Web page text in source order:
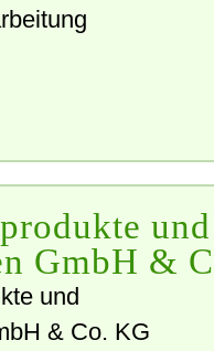
und
GmbH &
und
& Co. KG